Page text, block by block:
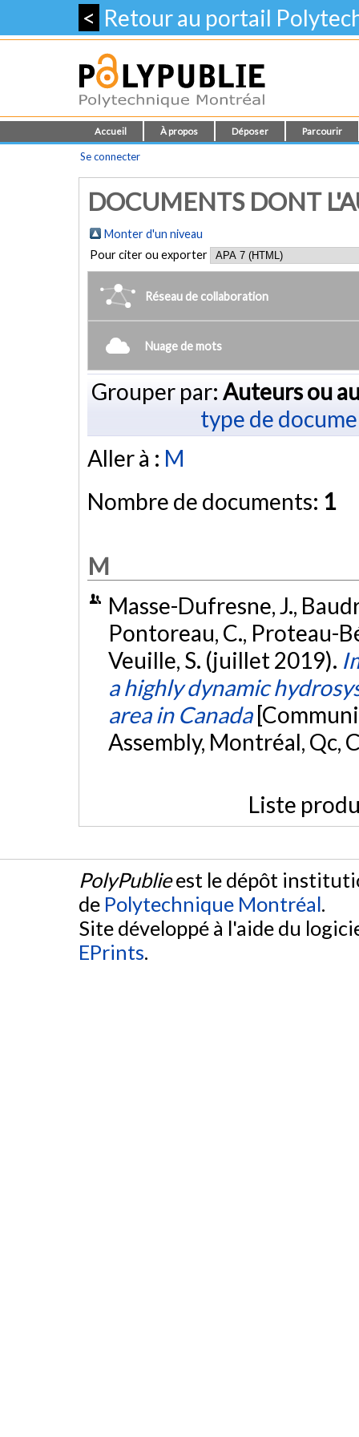
< Retour au portail
Accueil À propos Déposer Parcourir
Se connecter
DOCUMENTS DONT
Monter d'un niveau
Pour citer ou exporter
Réseau de collaboration
Nuage de mots
Grouper par: Auteurs ou
type de
Aller à : M
Nombre de documents: 1
M
Masse-Dufresne, J.,
Pontoreau, C., Proteau-
Veuille, S. (juillet 2019).
a highly dynamic
area in Canada
Assembly, Montréal, Qc,
Liste
PolyPublieest le dépôt
de Polytechnique Montréal.
Site développé à l'aide du
EPrints.